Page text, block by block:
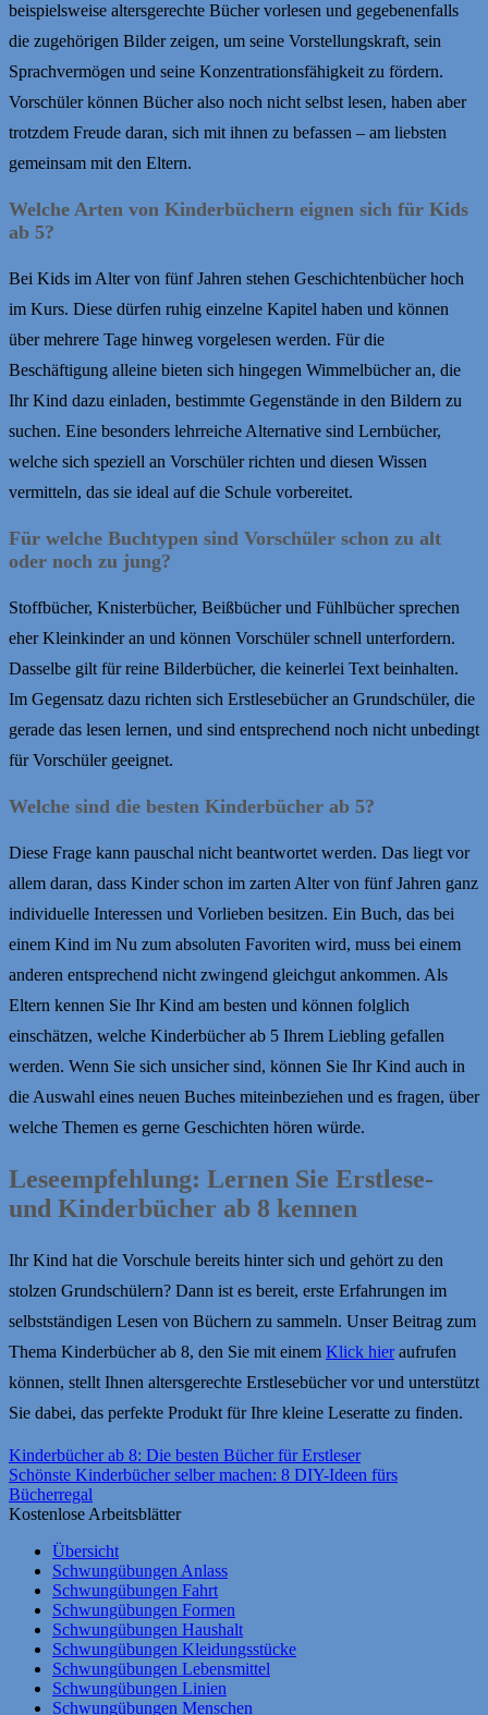
beispielsweise altersgerechte Bücher vorlesen und gegebenenfalls
die zugehörigen Bilder zeigen, um seine Vorstellungskraft, sein
Sprachvermögen und seine Konzentrationsfähigkeit zu fördern.
Vorschüler können Bücher also noch nicht selbst lesen, haben aber
trotzdem Freude daran, sich mit ihnen zu befassen – am liebsten
gemeinsam mit den Eltern.
Welche Arten von Kinderbüchern eignen sich für Kids
ab 5?
Bei Kids im Alter von fünf Jahren stehen Geschichtenbücher hoch
im Kurs. Diese dürfen ruhig einzelne Kapitel haben und können
über mehrere Tage hinweg vorgelesen werden. Für die
Beschäftigung alleine bieten sich hingegen Wimmelbücher an, die
Ihr Kind dazu einladen, bestimmte Gegenstände in den Bildern zu
suchen. Eine besonders lehrreiche Alternative sind Lernbücher,
welche sich speziell an Vorschüler richten und diesen Wissen
vermitteln, das sie ideal auf die Schule vorbereitet.
Für welche Buchtypen sind Vorschüler schon zu alt
oder noch zu jung?
Stoffbücher, Knisterbücher, Beißbücher und Fühlbücher sprechen
eher Kleinkinder an und können Vorschüler schnell unterfordern.
Dasselbe gilt für reine Bilderbücher, die keinerlei Text beinhalten.
Im Gegensatz dazu richten sich Erstlesebücher an Grundschüler, die
gerade das lesen lernen, und sind entsprechend noch nicht unbedingt
für Vorschüler geeignet.
Welche sind die besten Kinderbücher ab 5?
Diese Frage kann pauschal nicht beantwortet werden. Das liegt vor
allem daran, dass Kinder schon im zarten Alter von fünf Jahren ganz
individuelle Interessen und Vorlieben besitzen. Ein Buch, das bei
einem Kind im Nu zum absoluten Favoriten wird, muss bei einem
anderen entsprechend nicht zwingend gleichgut ankommen. Als
Eltern kennen Sie Ihr Kind am besten und können folglich
einschätzen, welche Kinderbücher ab 5 Ihrem Liebling gefallen
werden. Wenn Sie sich unsicher sind, können Sie Ihr Kind auch in
die Auswahl eines neuen Buches miteinbeziehen und es fragen, über
welche Themen es gerne Geschichten hören würde.
Leseempfehlung: Lernen Sie Erstlese-
und Kinderbücher ab 8 kennen
Ihr Kind hat die Vorschule bereits hinter sich und gehört zu den
stolzen Grundschülern? Dann ist es bereit, erste Erfahrungen im
selbstständigen Lesen von Büchern zu sammeln. Unser Beitrag zum
Thema Kinderbücher ab 8, den Sie mit einem Klick hieraufrufen
können, stellt Ihnen altersgerechte Erstlesebücher vor und unterstützt
Sie dabei, das perfekte Produkt für Ihre kleine Leseratte zu finden.
Kinderbücher ab 8: Die besten Bücher für Erstleser
Schönste Kinderbücher selber machen: 8 DIY-Ideen fürs
Bücherregal
Kostenlose Arbeitsblätter
Übersicht
Schwungübungen Anlass
Schwungübungen Fahrt
Schwungübungen Formen
Schwungübungen Haushalt
Schwungübungen Kleidungsstücke
Schwungübungen Lebensmittel
Schwungübungen Linien
Schwungübungen Menschen